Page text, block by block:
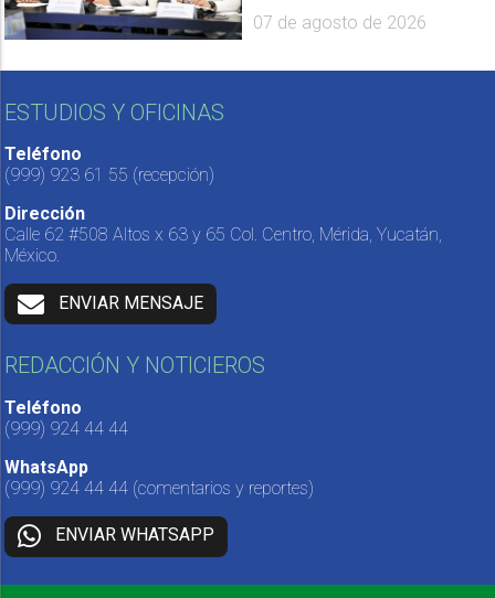
07 de agosto de 2026
ESTUDIOS Y OFICINAS
Teléfono
(999) 923 61 55 (recepción)
Dirección
Calle 62 #508 Altos x 63 y 65 Col. Centro, Mérida, Yucatán,
México.
ENVIAR MENSAJE
REDACCIÓN Y NOTICIEROS
Teléfono
(999) 924 44 44
WhatsApp
(999) 924 44 44 (comentarios y reportes)
ENVIAR WHATSAPP